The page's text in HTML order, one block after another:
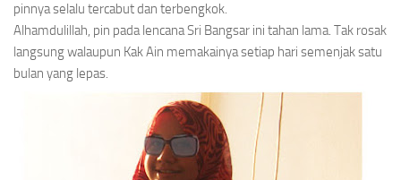
pinnya selalu tercabut dan terbengkok.
Alhamdulillah, pin pada lencana Sri Bangsar ini tahan lama. Tak rosak
langsung walaupun Kak Ain memakainya setiap hari semenjak satu
bulan yang lepas.